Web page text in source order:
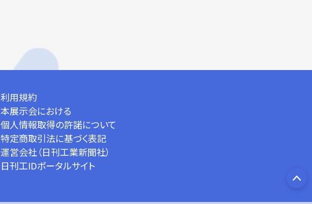
利用規約
本展示会における
個人情報取得の許諾について
特定商取引法に基づく表記
運営会社（日刊工業新聞社）
日刊工IDポータルサイト